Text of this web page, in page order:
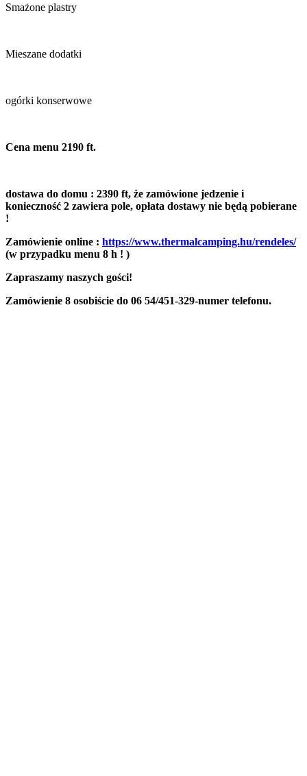
Smażone plastry
Mieszane dodatki
ogórki konserwowe
Cena menu 2190 ft.
dostawa do domu : 2390 ft, że zamówione jedzenie i
konieczność 2 zawiera pole, opłata dostawy nie będą pobierane
!
Zamówienie online : https://www.thermalcamping.hu/rendeles/
(w przypadku menu 8 h ! )
Zapraszamy naszych gości!
Zamówienie 8 osobiście do 06 54/451-329-numer telefonu.